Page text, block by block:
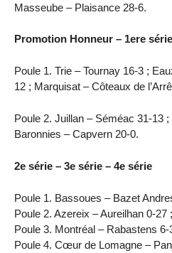
Masseube – Plaisance 28-6.
Promotion Honneur – 1ere série
Poule 1. Trie – Tournay 16-3 ;
12 ; Marquisat – Côteaux de
Poule 2. Juillan – Séméac 31-13
Baronnies – Capvern 20-0.
2e série – 3e série – 4e série
Poule 1. Bassoues – Bazet
Poule 2. Azereix – Aureilhan 0-
Poule 3. Montréal – Rabastens
Poule 4. Cœur de Lomagne –